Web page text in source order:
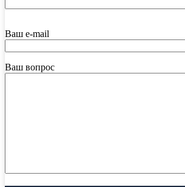
Ваш e-mail
Ваш вопрос